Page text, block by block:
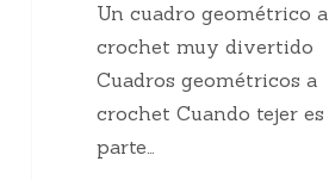
Un cuadro geométrico a
crochet muy divertido
Cuadros geométricos a
crochet Cuando tejer es
parte…